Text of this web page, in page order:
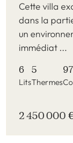
Cette villa
dans la
un
immédiat ...
6
Lits
5
Thermes
2 450 000